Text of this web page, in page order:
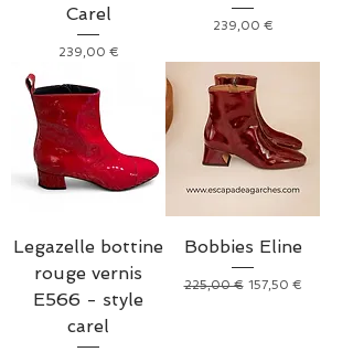
Carel
Prix
239,00 €
Prix
239,00 €
Legazelle bottine
rouge vernis
E566 - style
carel
Bobbies Eline
Prix original
225,00 € Prix promotionnel
157,50 €